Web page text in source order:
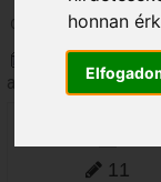
honnan
Oldalak: [ 1]Le
Szerző
alkalommal)
11